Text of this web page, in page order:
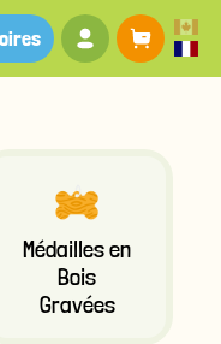
Votre compte
Panier
Médailles en
Bois
Gravées